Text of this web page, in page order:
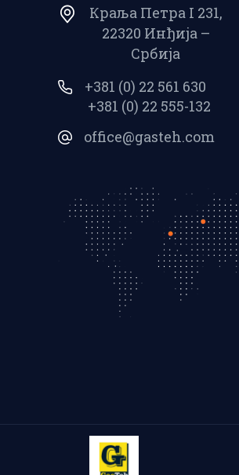
Краља Петра I 231,
22320 Инђија –
Србија
+381 (0) 22 561 630
+381 (0) 22 555-132
office@gasteh.com